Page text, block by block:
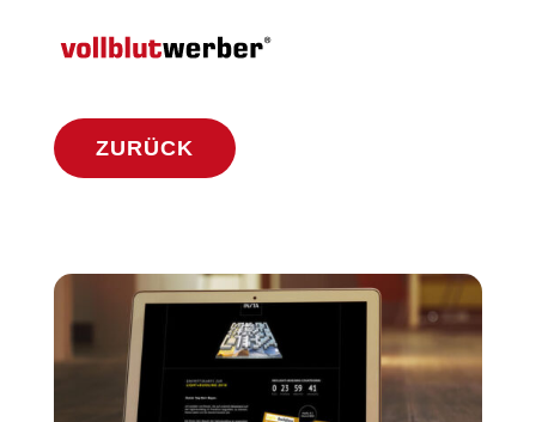
ZURÜCK